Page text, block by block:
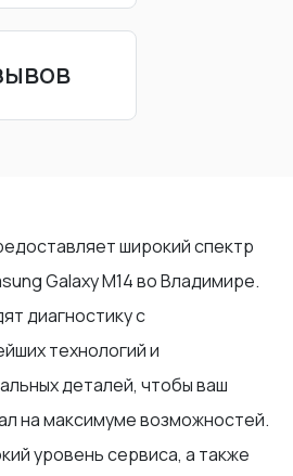
широкий спектр
Galaxy M14 во Владимире.
диагностику с
технологий и
деталей, чтобы ваш
на максимуме возможностей.
уровень сервиса, а также